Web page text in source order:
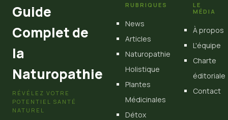
Guide
Complet de
la
Naturopathie
RÉVÉLEZ VOTRE
POTENTIEL SANTÉ
NATUREL
RUBRIQUES
News
Articles
Naturopathie
Holistique
Plantes
Médicinales
Détox
LE
MÉDIA
À propos
L'équipe
Charte
éditoriale
Contact